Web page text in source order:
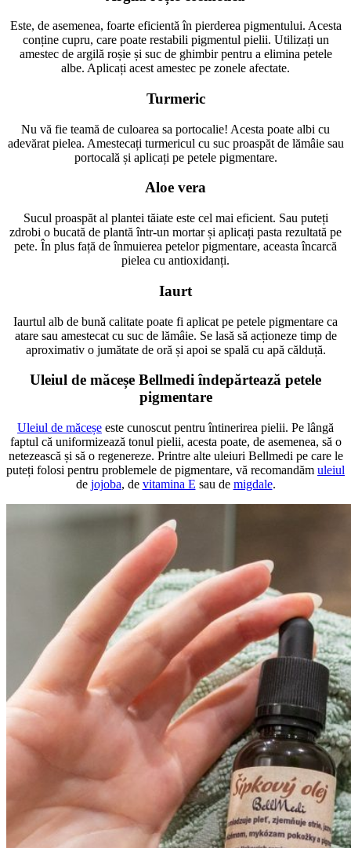
Este, de asemenea, foarte eficientă în pierderea pigmentului. Acesta
conține cupru, care poate restabili pigmentul pielii. Utilizați un
amestec de argilă roșie și suc de ghimbir pentru a elimina petele
albe. Aplicați acest amestec pe zonele afectate.
Turmeric
Nu vă fie teamă de culoarea sa portocalie! Acesta poate albi cu
adevărat pielea. Amestecați turmericul cu suc proaspăt de lămâie sau
portocală și aplicați pe petele pigmentare.
Aloe vera
Sucul proaspăt al plantei tăiate este cel mai eficient. Sau puteți
zdrobi o bucată de plantă într-un mortar și aplicați pasta rezultată pe
pete. În plus față de înmuierea petelor pigmentare, aceasta încarcă
pielea cu antioxidanți.
Iaurt
Iaurtul alb de bună calitate poate fi aplicat pe petele pigmentare ca
atare sau amestecat cu suc de lămâie. Se lasă să acționeze timp de
aproximativ o jumătate de oră și apoi se spală cu apă călduță.
Uleiul de măceșe Bellmedi îndepărtează petele
pigmentare
Uleiul de măceșe este cunoscut pentru întinerirea pielii. Pe lângă
faptul că uniformizează tonul pielii, acesta poate, de asemenea, să o
netezească și să o regenereze. Printre alte uleiuri Bellmedi pe care le
puteți folosi pentru problemele de pigmentare, vă recomandăm uleiul
de jojoba, de vitamina E sau de migdale.